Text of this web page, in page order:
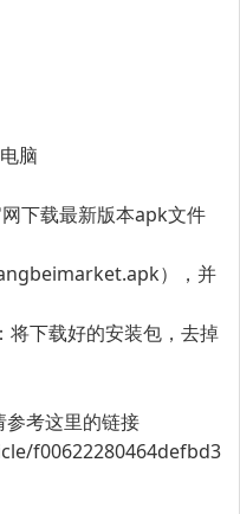
脑
下载最新版本apk文件
），并
将下载好的安装包，去掉
考这里的链接
f00622280464defbd3